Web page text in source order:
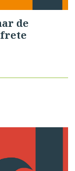
de
frete